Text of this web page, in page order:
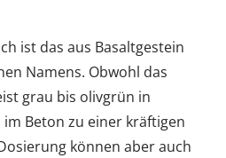
ist das aus Basaltgestein
Namens. Obwohl das
grau bis olivgrün in
Beton zu einer kräftigen
können aber auch